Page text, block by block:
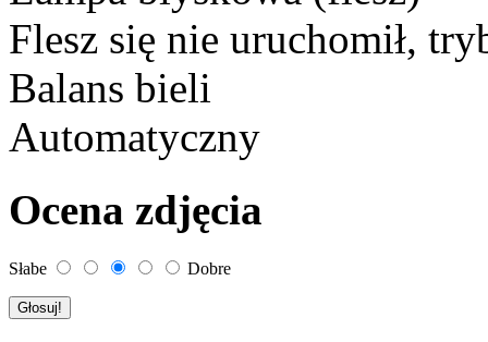
Flesz się nie uruchomił,
Balans bieli
Automatyczny
Ocena zdjęcia
Słabe Dobre